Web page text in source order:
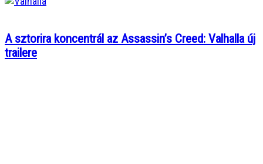
A sztorira koncentrál az Assassin’s Creed: Valhalla új
trailere